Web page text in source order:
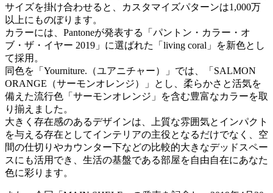
サイズを掛け合わせると、カスタマイズパターンは1,000万
以上にものぼります。
カラーには、Pantoneが発表する「パントン・カラー・オ
ブ・ザ・イヤー 2019」に選ばれた「living coral」を新色とし
て採用。
同色を「Yourniture.（ユアニチャー）」では、「SALMON
ORANGE（サーモンオレンジ）」とし、柔らかさと活気を
備えた流行色「サーモンオレンジ」を含む豊富なカラーを取
り揃えました。
大きく存在感のあるデザインは、上質な雰囲気とインパクト
を与える存在としてインテリアの主役となるだけでなく、空
間の仕切りやカウンター下などの比較的大きなデッドスペー
スにも活用でき、生活の基盤である部屋を自由自在にあなた
色に彩ります。